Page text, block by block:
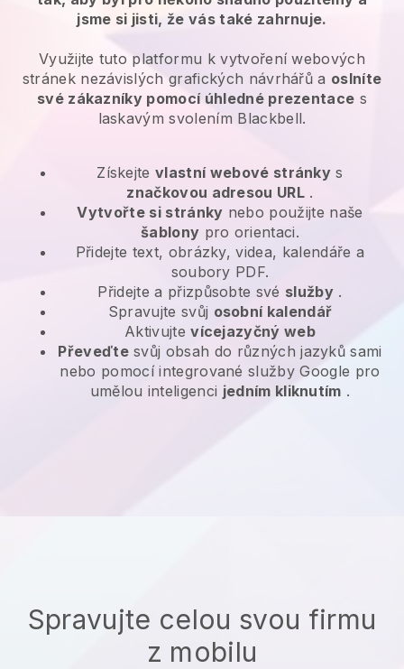
jsme si jisti, že vás také zahrnuje.
Využijte tuto platformu k vytvoření webových
stránek nezávislých grafických návrhářů a oslníte
své zákazníky pomocí úhledné prezentace s
laskavým svolením Blackbell.
Získejtevlastní webové stránky s
značkovou adresou URL .
Vytvořte si stránky nebo použijte naše
šablony pro orientaci.
Přidejte text, obrázky, videa, kalendáře a
soubory PDF.
Přidejte a přizpůsobte své služby.
Spravujte svůj osobní kalendář
Aktivujtevícejazyčný web
Převeďtesvůj obsah do různých jazyků sami
nebo pomocí integrované služby Google pro
umělou inteligenci jedním kliknutím .
Spravujte celou svou firmu
z mobilu